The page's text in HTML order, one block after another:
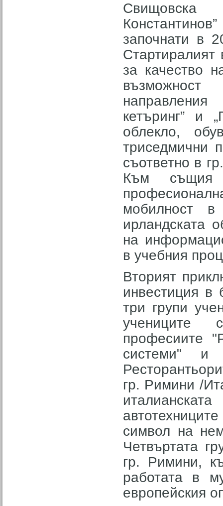
Свищовска
започнати в
Стартиралият
за качество
направления
кетъринг” и
облекло,
триседмични
съответно в
Към същия
мобилност
ирландската
на
в учебния
Вторият
инвестиция в
три групи
учениците
професиите
системи" и
гр. Римини /
символ на
Четвъртата
гр. Римини,
работата в
европейския